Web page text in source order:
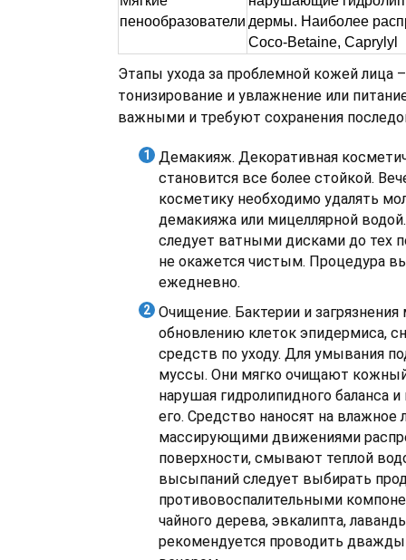
пенообразователи дермы. Наиболее
Coco-Betaine, Caprylyl
Этапы ухода за проблемной кожей лица
тонизирование и увлажнение или
важными и требуют сохранения
Демакияж. Декоративная
становится все более стойкой.
косметику необходимо удалять
демакияжа или мицеллярной
следует ватными дисками до тех
не окажется чистым. Процедура
ежедневно.
Очищение. Бактерии и
обновлению клеток эпидермиса,
средств по уходу. Для умывания
муссы. Они мягко очищают
нарушая гидролипидного баланса
его. Средство наносят на влажное
массирующими движениями
поверхности, смывают теплой
высыпаний следует выбирать
противовоспалительными
чайного дерева, эвкалипта,
рекомендуется проводить